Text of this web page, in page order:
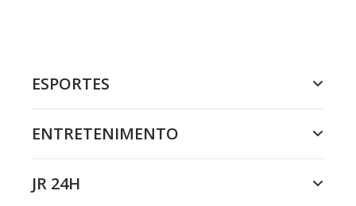
ESPORTES
ENTRETENIMENTO
JR 24H